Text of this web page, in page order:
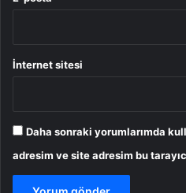
İnternet sitesi
Daha sonraki yorumlarımda
adresim ve site adresim bu